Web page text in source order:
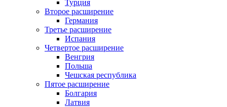
Турция
Второе расширение
Германия
Третье расширение
Испания
Четвертое расширение
Венгрия
Польша
Чешская республика
Пятое расширение
Болгария
Латвия